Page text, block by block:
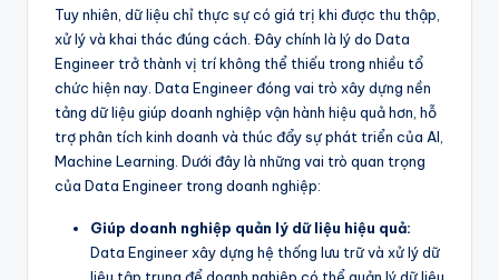
Tuy nhiên, dữ liệu chỉ thực sự có giá trị khi được thu thập,
xử lý và khai thác đúng cách. Đây chính là lý do Data
Engineer trở thành vị trí không thể thiếu trong nhiều tổ
chức hiện nay. Data Engineer đóng vai trò xây dựng nền
tảng dữ liệu giúp doanh nghiệp vận hành hiệu quả hơn, hỗ
trợ phân tích kinh doanh và thúc đẩy sự phát triển của AI,
Machine Learning. Dưới đây là những vai trò quan trọng
của Data Engineer trong doanh nghiệp:
Giúp doanh nghiệp quản lý dữ liệu hiệu quả:
Data Engineer xây dựng hệ thống lưu trữ và xử lý dữ
liệu tập trung để doanh nghiệp có thể quản lý dữ liệu